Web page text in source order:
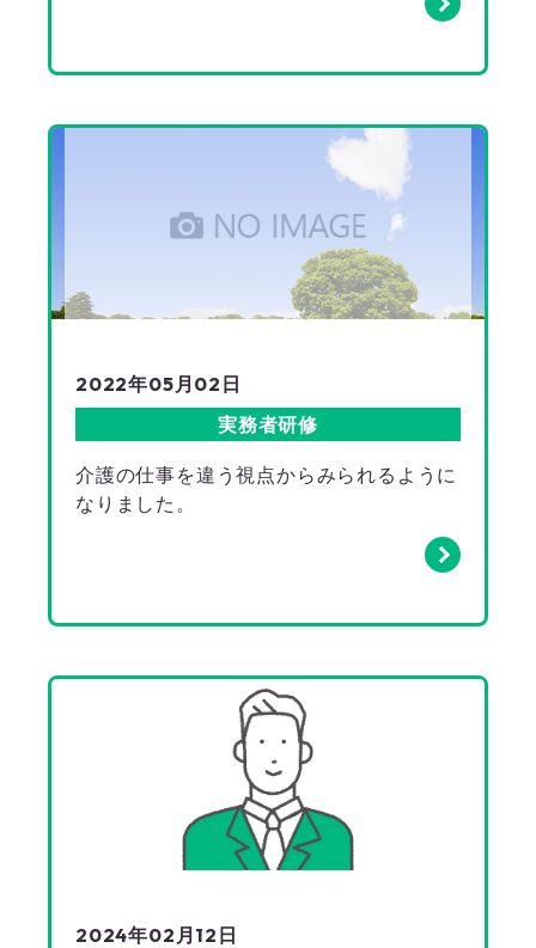
2022年05月02日
実務者研修
介護の仕事を違う視点からみられるように
なりました。
2024年02月12日